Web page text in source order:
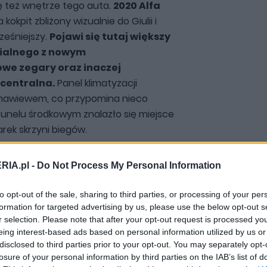
- Do Not Process My Personal Information
opt-out of the sale, sharing to third parties, or processing of your
for targeted advertising by us, please use the below opt-out
selection. Please note that after your opt-out request is processed
interest-based ads based on personal information utilized by us
to third parties prior to your opt-out. You may separately
of your personal information by third parties on the IAB’s list of
też wnętrze tego auta. 2020 Alfa
kokpit zbliżony wizualnie do Giulii i
Pojawi się tutaj większy
z nowym
zegary oraz inaczej
Panel klimatyzacji
co przypomina nieco
środkowym znalazło się miejsce
skrzyni biegów.
będzie na platformie, którą
Compassem.
koła, zaś w wersji 4x4
oś. Pod maską znajdziemy zapewne
oraz diesla 1.6 i 2.0. Być może
benzynę, która oferowana jest
koła przekaże 9-biegowa skrzynia